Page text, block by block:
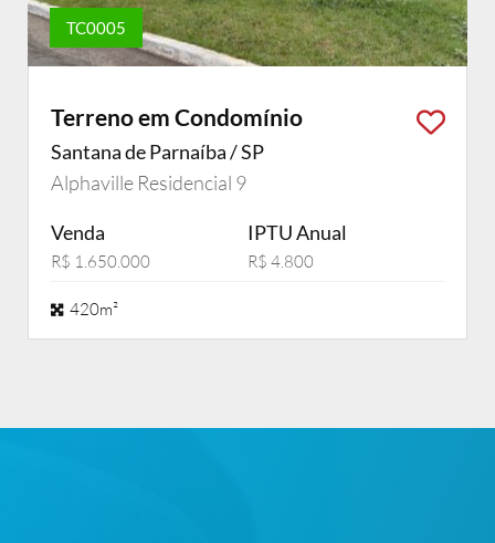
TC0005
Terreno em Condomínio
Santana de Parnaíba / SP
Alphaville Residencial 9
Venda
R$ 1.650.000
IPTU Anual
R$ 4.800
420m²